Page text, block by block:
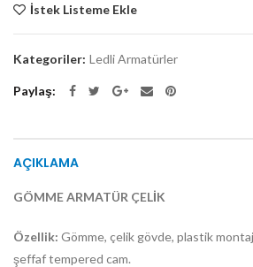
İstek Listeme Ekle
Kategoriler: Ledli Armatürler
Paylaş
AÇIKLAMA
GÖMME ARMATÜR ÇELİK
Özellik: Gömme, çelik gövde, plastik
şeffaf tempered cam.